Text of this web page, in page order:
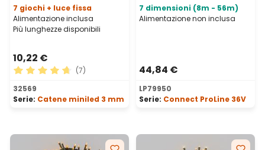
7 giochi + luce fissa
Alimentazione inclusa
Più lunghezze disponibili
10,22 €
Valutazione media di 4.86 su 5 stelle
(7)
32569
Serie: Catene miniled 3 mm
7 dimensioni (8m - 56m)
Alimentazione non inclusa
44,84 €
LP79950
Serie: Connect ProLine 36V